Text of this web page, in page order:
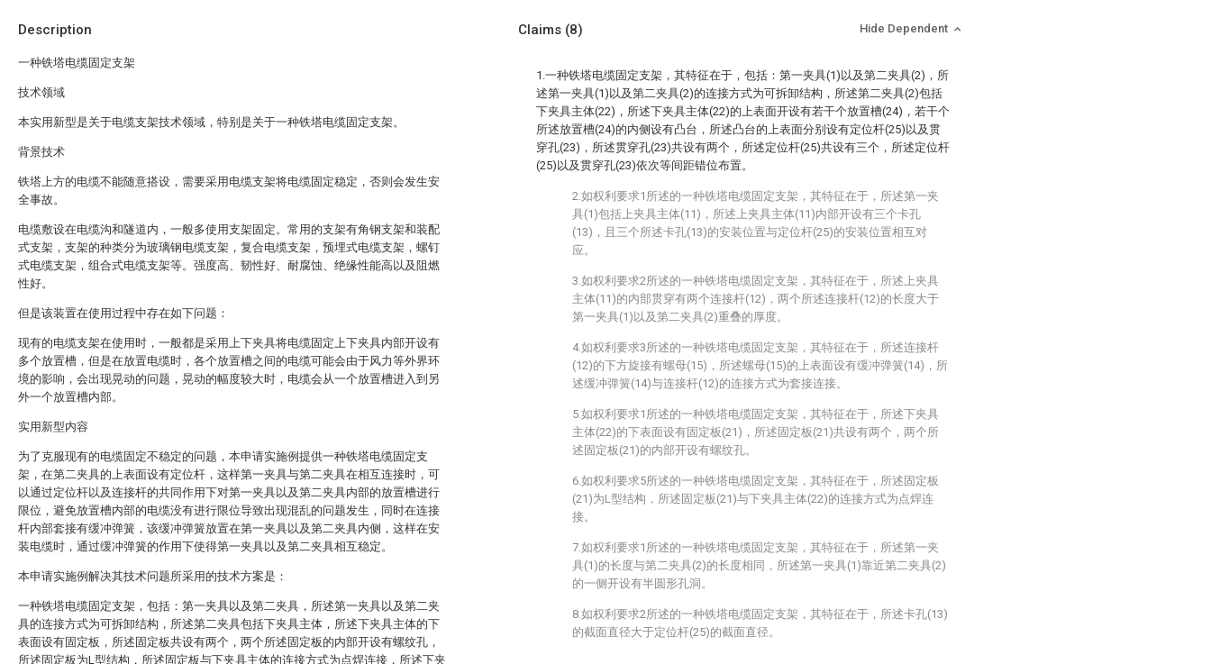
Description
一种铁塔电缆固定支架
技术领域
本实用新型是关于电缆支架技术领域，特别是关于一种铁塔电缆固定支架。
背景技术
铁塔上方的电缆不能随意搭设，需要采用电缆支架将电缆固定稳定，否则会发生安
全事故。
电缆敷设在电缆沟和隧道内，一般多使用支架固定。常用的支架有角钢支架和装配
式支架，支架的种类分为玻璃钢电缆支架，复合电缆支架，预埋式电缆支架，螺钉
式电缆支架，组合式电缆支架等。强度高、韧性好、耐腐蚀、绝缘性能高以及阻燃
性好。
但是该装置在使用过程中存在如下问题：
现有的电缆支架在使用时，一般都是采用上下夹具将电缆固定上下夹具内部开设有
多个放置槽，但是在放置电缆时，各个放置槽之间的电缆可能会由于风力等外界环
境的影响，会出现晃动的问题，晃动的幅度较大时，电缆会从一个放置槽进入到另
外一个放置槽内部。
实用新型内容
为了克服现有的电缆固定不稳定的问题，本申请实施例提供一种铁塔电缆固定支
架，在第二夹具的上表面设有定位杆，这样第一夹具与第二夹具在相互连接时，可
以通过定位杆以及连接杆的共同作用下对第一夹具以及第二夹具内部的放置槽进行
限位，避免放置槽内部的电缆没有进行限位导致出现混乱的问题发生，同时在连接
杆内部套接有缓冲弹簧，该缓冲弹簧放置在第一夹具以及第二夹具内侧，这样在安
装电缆时，通过缓冲弹簧的作用下使得第一夹具以及第二夹具相互稳定。
本申请实施例解决其技术问题所采用的技术方案是：
一种铁塔电缆固定支架，包括：第一夹具以及第二夹具，所述第一夹具以及第二夹
具的连接方式为可拆卸结构，所述第二夹具包括下夹具主体，所述下夹具主体的下
表面设有固定板，所述固定板共设有两个，两个所述固定板的内部开设有螺纹孔，
所述固定板为L型结构，所述固定板与下夹具主体的连接方式为点焊连接，所述下夹
Claims (8) Hide Dependent
1.一种铁塔电缆固定支架，其特征在于，包括：第一夹具(1)以及第二夹具(2)，所
述第一夹具(1)以及第二夹具(2)的连接方式为可拆卸结构，所述第二夹具(2)包括
下夹具主体(22)，所述下夹具主体(22)的上表面开设有若干个放置槽(24)，若干个
所述放置槽(24)的内侧设有凸台，所述凸台的上表面分别设有定位杆(25)以及贯
穿孔(23)，所述贯穿孔(23)共设有两个，所述定位杆(25)共设有三个，所述定位杆
(25)以及贯穿孔(23)依次等间距错位布置。
2.如权利要求1所述的一种铁塔电缆固定支架，其特征在于，所述第一夹
具(1)包括上夹具主体(11)，所述上夹具主体(11)内部开设有三个卡孔
(13)，且三个所述卡孔(13)的安装位置与定位杆(25)的安装位置相互对
应。
3.如权利要求2所述的一种铁塔电缆固定支架，其特征在于，所述上夹具
主体(11)的内部贯穿有两个连接杆(12)，两个所述连接杆(12)的长度大于
第一夹具(1)以及第二夹具(2)重叠的厚度。
4.如权利要求3所述的一种铁塔电缆固定支架，其特征在于，所述连接杆
(12)的下方旋接有螺母(15)，所述螺母(15)的上表面设有缓冲弹簧(14)，所
述缓冲弹簧(14)与连接杆(12)的连接方式为套接连接。
5.如权利要求1所述的一种铁塔电缆固定支架，其特征在于，所述下夹具
主体(22)的下表面设有固定板(21)，所述固定板(21)共设有两个，两个所
述固定板(21)的内部开设有螺纹孔。
6.如权利要求5所述的一种铁塔电缆固定支架，其特征在于，所述固定板
(21)为L型结构，所述固定板(21)与下夹具主体(22)的连接方式为点焊连
接。
7.如权利要求1所述的一种铁塔电缆固定支架，其特征在于，所述第一夹
具(1)的长度与第二夹具(2)的长度相同，所述第一夹具(1)靠近第二夹具(2)
的一侧开设有半圆形孔洞。
8.如权利要求2所述的一种铁塔电缆固定支架，其特征在于，所述卡孔(13)
的截面直径大于定位杆(25)的截面直径。